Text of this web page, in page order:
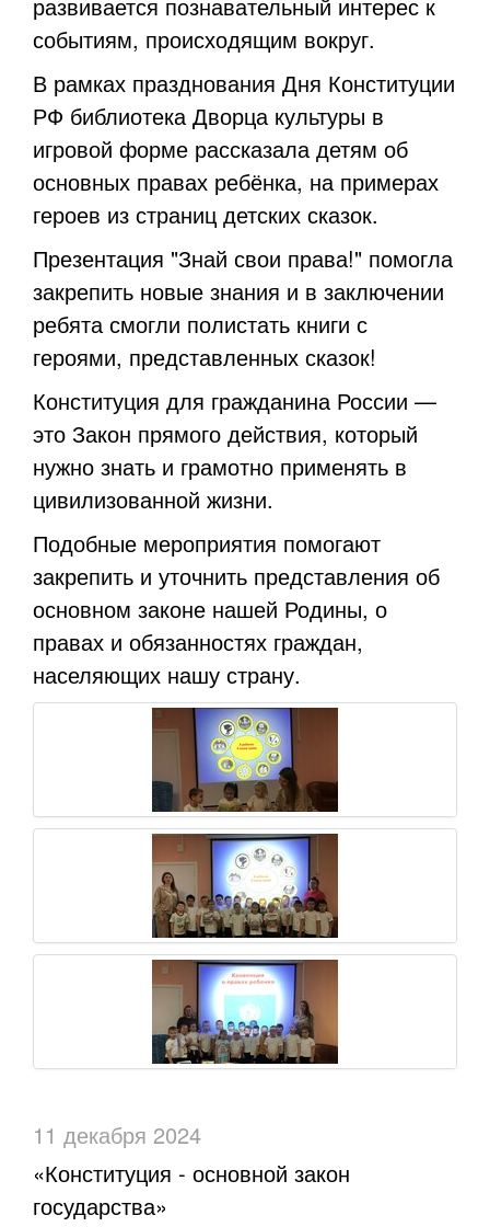
событиям, происходящим вокруг.
В рамках празднования Дня Конституции
РФ библиотека Дворца культуры в
игровой форме рассказала детям об
основных правах ребёнка, на примерах
героев из страниц детских сказок.
Презентация "Знай свои права!" помогла
закрепить новые знания и в заключении
ребята смогли полистать книги с
героями, представленных сказок!
Конституция для гражданина России —
это Закон прямого действия, который
нужно знать и грамотно применять в
цивилизованной жизни.
Подобные мероприятия помогают
закрепить и уточнить представления об
основном законе нашей Родины, о
правах и обязанностях граждан,
населяющих нашу страну.
11 декабря 2024
«Конституция - основной закон
государства»